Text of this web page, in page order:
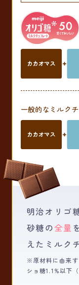
一般的な ミルク
明治オリゴ
砂糖の全量
えた ミルク
※原材料に由来す
ショ糖1.1%以下（